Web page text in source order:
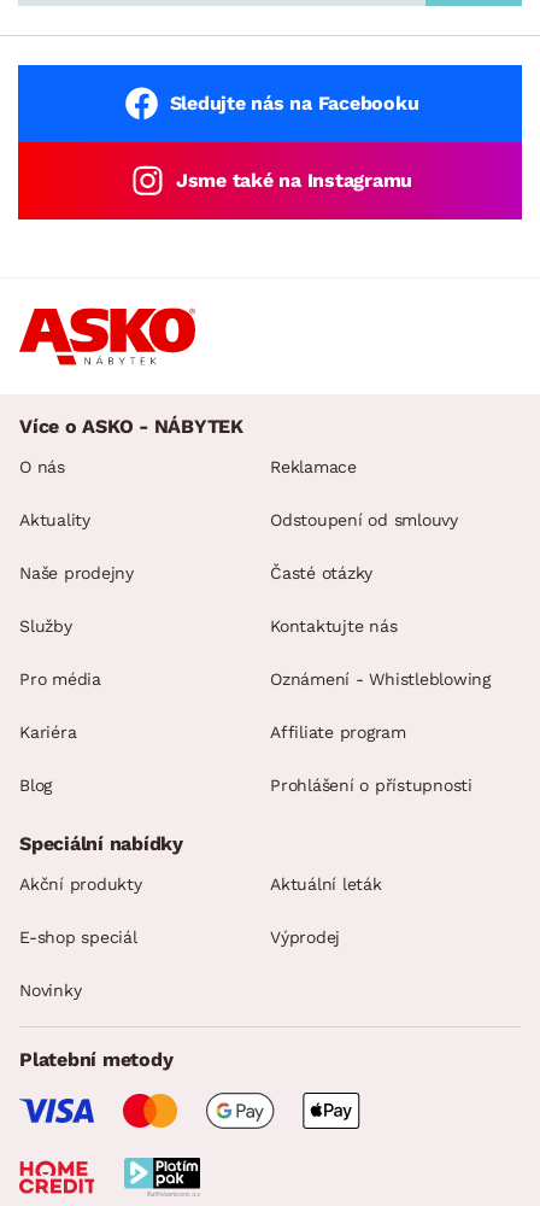
Sledujte nás na Facebooku
Jsme také na Instagramu
Více o ASKO - NÁBYTEK
O nás
Aktuality
Naše prodejny
Služby
Pro média
Kariéra
Blog
Reklamace
Odstoupení od smlouvy
Časté otázky
Kontaktujte nás
Oznámení - Whistleblowing
Affiliate program
Prohlášení o přístupnosti
Speciální nabídky
Akční produkty Aktuální leták
E-shop speciál Výprodej
Novinky
Platební metody